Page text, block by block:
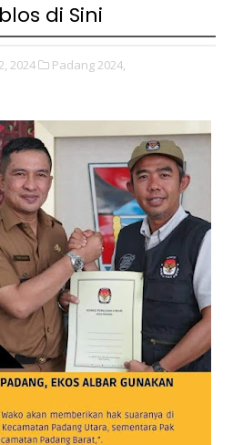
di Sini
2024 Padang 2024,